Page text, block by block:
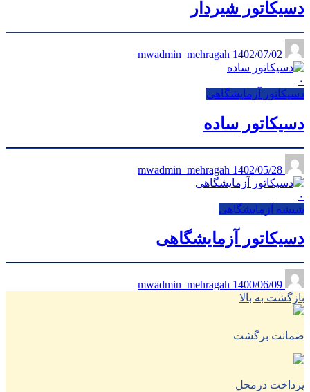
دسیکاتور شیردار
1402/07/02
۰
دسیکاتور آزمایشگاهی
دسیکاتور ساده
1402/05/28
۰
شیشه آزمایشگاهی
دسیکاتور آزمایشگاهی
1400/06/09
بازگشت به بالا
ضمانت برگشت
پرداخت درمحل